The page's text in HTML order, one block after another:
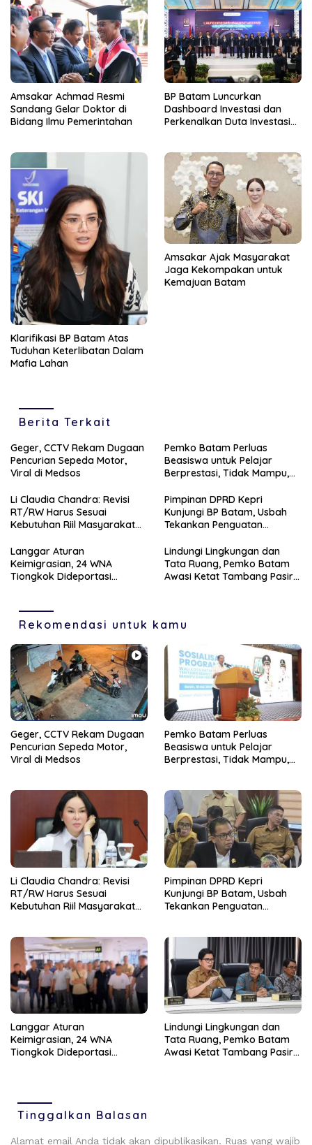
Amsakar Achmad Resmi
Sandang Gelar Doktor di
Bidang Ilmu Pemerintahan
BP Batam Luncurkan
Dashboard Investasi dan
Perkenalkan Duta Investasi
Klarifikasi BP Batam Atas
Tuduhan Keterlibatan Dalam
Mafia Lahan
Amsakar Ajak Masyarakat
Jaga Kekompakan untuk
Kemajuan Batam
Berita Terkait
Geger, CCTV Rekam Dugaan
Pencurian Sepeda Motor,
Viral di Medsos
Pemko Batam Perluas
Beasiswa untuk Pelajar
Berprestasi, Tidak Mampu,
Li Claudia Chandra: Revisi
RT/RW Harus Sesuai
Kebutuhan Riil Masyarakat
Pimpinan DPRD Kepri
Kunjungi BP Batam, Usbah
Tekankan Penguatan
Langgar Aturan
Keimigrasian, 24 WNA
Tiongkok Dideportasi
Lindungi Lingkungan dan
Tata Ruang, Pemko Batam
Awasi Ketat Tambang Pasir
Rekomendasi untuk kamu
Geger, CCTV Rekam Dugaan
Pencurian Sepeda Motor,
Viral di Medsos
Pemko Batam Perluas
Beasiswa untuk Pelajar
Berprestasi, Tidak Mampu,
Li Claudia Chandra: Revisi
RT/RW Harus Sesuai
Kebutuhan Riil Masyarakat
Pimpinan DPRD Kepri
Kunjungi BP Batam, Usbah
Tekankan Penguatan
Langgar Aturan
Keimigrasian, 24 WNA
Tiongkok Dideportasi
Lindungi Lingkungan dan
Tata Ruang, Pemko Batam
Awasi Ketat Tambang Pasir
Tinggalkan Balasan
Alamat email Anda tidak akan dipublikasikan. Ruas yang wajib